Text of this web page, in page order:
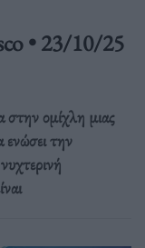
• 23/10/25
στην ομίχλη μιας
την